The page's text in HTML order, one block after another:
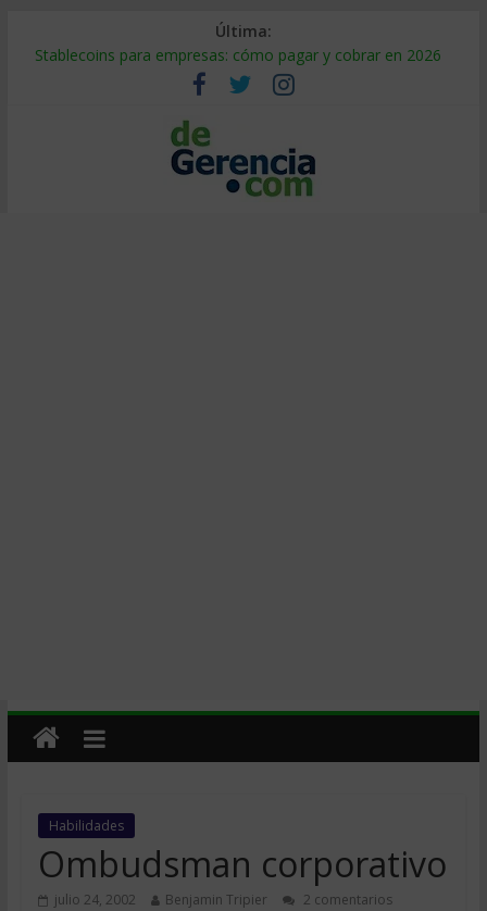
Última:
Stablecoins para empresas: cómo pagar y cobrar en 2026
Despido silencioso: qué es y por qué sale tan caro
IA en selección de personal: cómo auditarla a tiempo
Trabajo forzoso en la cadena de suministro: qué hacer
Mercado hispano de EE. UU.: cómo segmentarlo y venderle
Habilidades
Ombudsman corporativo
julio 24, 2002 Benjamin Tripier 2 comentarios